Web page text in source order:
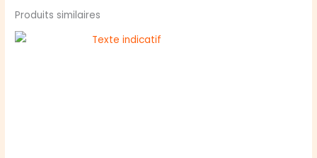
Produits similaires